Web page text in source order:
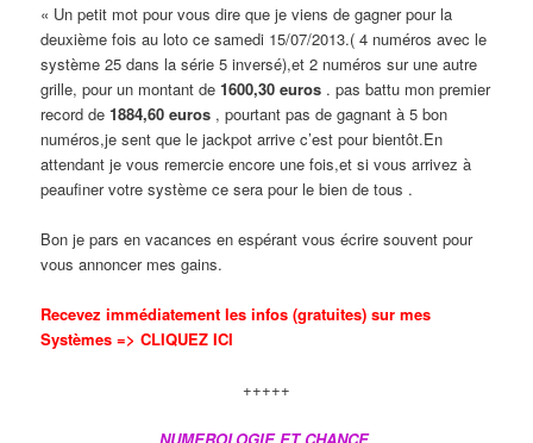
« Un petit mot pour vous dire que je viens de gagner pour la
deuxième fois au loto ce samedi 15/07/2013.( 4 numéros avec le
système 25 dans la série 5 inversé),et 2 numéros sur une autre
grille, pour un montant de1600,30 euros . pas battu mon premier
record de1884,60 euros , pourtant pas de gagnant à 5 bon
numéros,je sent que le jackpot arrive c’est pour bientôt.En
attendant je vous remercie encore une fois,et si vous arrivez à
peaufiner votre système ce sera pour le bien de tous .
Bon je pars en vacances en espérant vous écrire souvent pour
vous annoncer mes gains.
Recevez immédiatement les infos (gratuites) sur mes
Systèmes => CLIQUEZ ICI
+++++